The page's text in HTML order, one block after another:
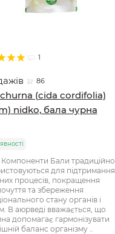
1
86
(cida cordifolia)
nidko, бала чурна
Бали традиційно
для підтримання
процесів, покращення
та збереження
стану органів і
В аюрведі вважається, що
допомагає гармонізувати
баланс організму ..